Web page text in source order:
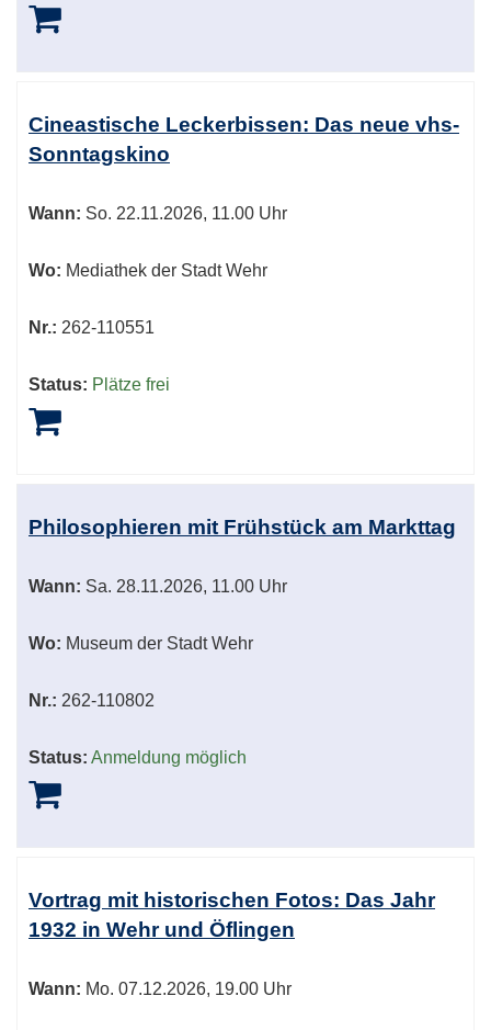
Cineastische Leckerbissen: Das neue vhs-
Sonntagskino
Wann: So. 22.11.2026, 11.00 Uhr
Wo: Mediathek der Stadt Wehr
Nr.: 262-110551
Status: Plätze frei
Philosophieren mit Frühstück am Markttag
Wann: Sa. 28.11.2026, 11.00 Uhr
Wo: Museum der Stadt Wehr
Nr.: 262-110802
Status: Anmeldung möglich
Vortrag mit historischen Fotos: Das Jahr
1932 in Wehr und Öflingen
Wann: Mo. 07.12.2026, 19.00 Uhr